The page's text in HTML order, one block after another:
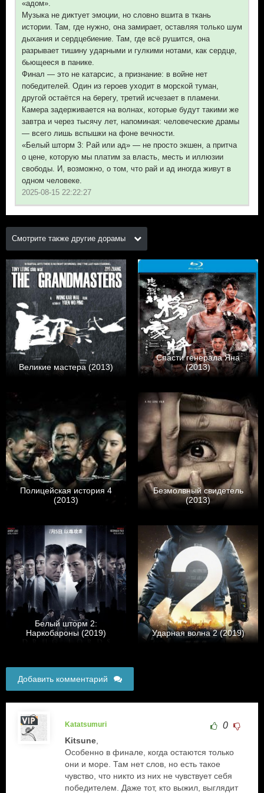
«адом».
Музыка не диктует эмоции, но словно вшита в ткань
истории. Там, где нужно, она замирает, оставляя только шум
дыхания и сердцебиение. Там, где всё рушится, она
разрывает тишину ударными и гулкими нотами, как сердце,
бьющееся в панике.
Финал — это не катарсис, а признание: в войне нет
победителей. Один из героев уходит в морской туман,
другой остаётся на берегу, третий исчезает в пламени.
Камера задерживается на волнах, которые будут такими же
завтра и через тысячу лет, напоминая: человеческие драмы
— всего лишь вспышки на фоне вечности.
«Белый шторм 3: Рай или ад» — не просто экшен, а притча
о цене, которую мы платим за власть, месть и иллюзии
свободы. И, возможно, о том, что рай и ад иногда живут в
одном человеке.
2025-08-15 22:22:27
Смотрите также другие дорамы
Великие мастера (2013)
Спасти генерала Яна
(2013)
Полицейская история 4
(2013)
Безмолвный свидетель
(2013)
Белый шторм 2:
Наркобароны (2019)
Ударная волна 2 (2019)
Добавить комментарий
Katatsumuri 0
Kitsune
Особенно в финале, когда остаются только
они и море. Там нет слов, но есть такое
чувство, что никто из них не чувствует себя
победителем. Даже тот, кто выжил, выглядит